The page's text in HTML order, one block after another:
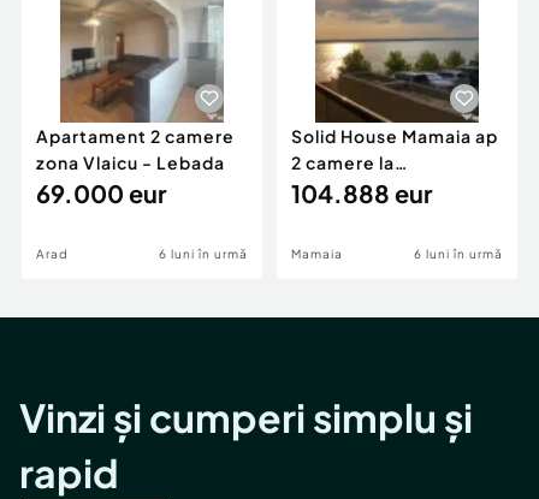
Apartament 2 camere
zona Vlaicu - Lebada
69.000 eur
Arad 6 luni în urmă
Solid House Mamaia ap
2 camere la
cheie,langa Mega
104.888 eur
Mamaia 6 luni în urmă
Vinzi și cumperi simplu și
rapid